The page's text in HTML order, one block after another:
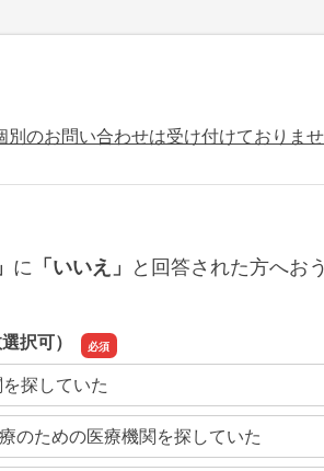
のお問い合わせは受け付けておりませ
に 「いいえ」 と回答された方へお
択可）
探していた
のための医療機関を探していた